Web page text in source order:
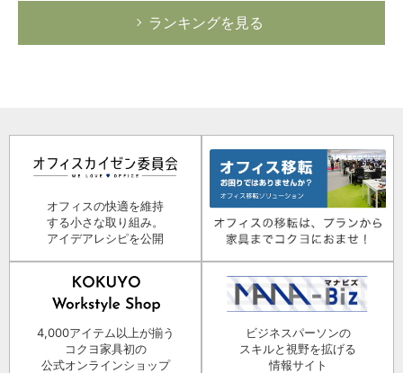
ランキングを見る
オフィスの快適を維持
する小さな取り組み。
アイデアレシピを公開
4,000アイテム以上が揃う
コクヨ家具初の
公式オンラインショップ
ビジネスパーソンの
スキルと視野を拡げる
情報サイト